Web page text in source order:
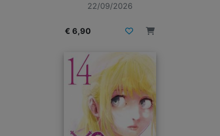
22/09/2026
€ 6,90